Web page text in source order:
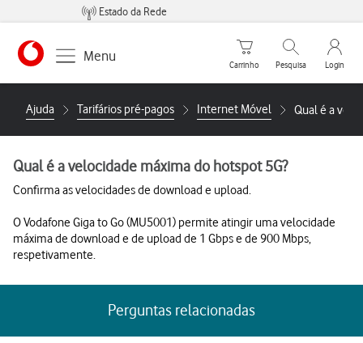
Estado da Rede
https://www.vodafone.pt
Menu
Carrinho de compras
Carrinho
Pesquisar
Pesquisa
My
Login
Ajuda Tarifários pré-pagos Internet Móvel Qual é a
Qual é a velocidade máxima do hotspot 5G?
Confirma as velocidades de download e upload.
O Vodafone Giga to Go (MU5001) permite atingir uma velocidade
máxima de download e de upload de 1 Gbps e de 900 Mbps,
respetivamente.
Perguntas relacionadas